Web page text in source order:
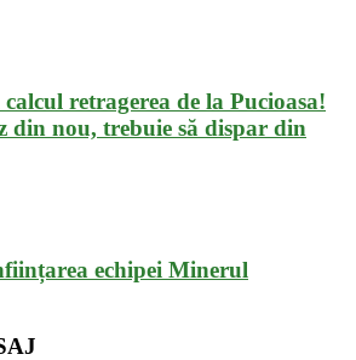
retragerea de la Pucioasa!
din nou, trebuie să dispar din
echipei Minerul